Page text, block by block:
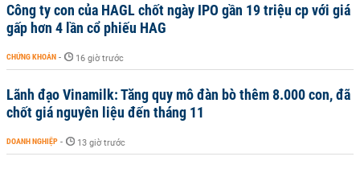
Công ty con của HAGL chốt ngày IPO gần 19 triệu cp với giá
gấp hơn 4 lần cổ phiếu HAG
CHỨNG KHOÁN - 16 giờ trước
Lãnh đạo Vinamilk: Tăng quy mô đàn bò thêm 8.000 con, đã
chốt giá nguyên liệu đến tháng 11
DOANH NGHIỆP - 13 giờ trước